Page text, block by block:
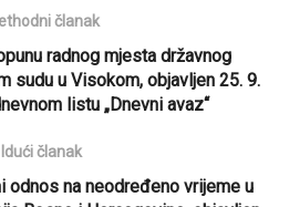
članak
radnog mjesta državnog
sudu u Visokom, objavljen 25. 9.
listu „Dnevni avaz“
Idući članak
odnos na neodređeno vrijeme u